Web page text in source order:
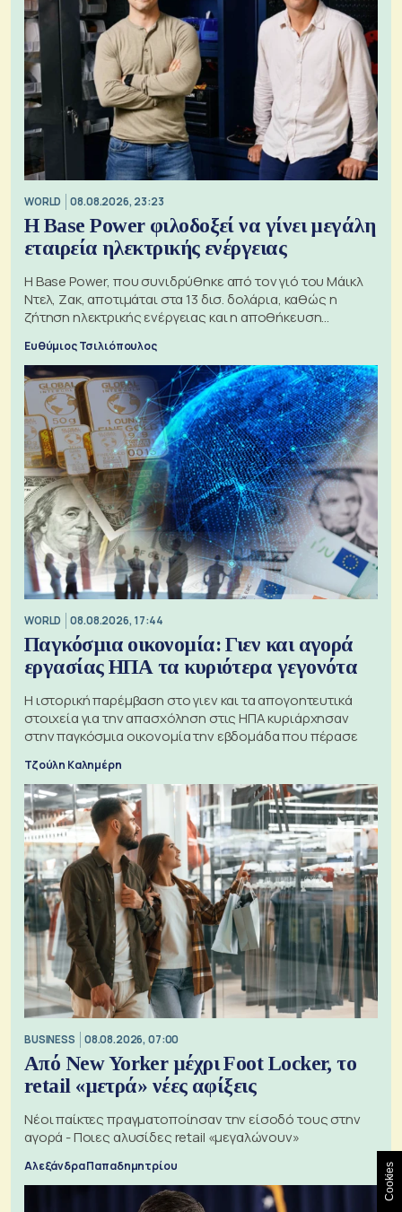
WORLD 08.08.2026, 23:23
Η Base Power φιλοδοξεί να γίνει μεγάλη
εταιρεία ηλεκτρικής ενέργειας
Η Base Power, που συνιδρύθηκε από τον γιό του Μάικλ
Ντελ, Ζακ, αποτιμάται στα 13 δισ. δολάρια, καθώς η
ζήτηση ηλεκτρικής ενέργειας και η αποθήκευση
Ευθύμιος Τσιλιόπουλος
WORLD 08.08.2026, 17:44
Παγκόσμια οικονομία: Γιεν και αγορά
εργασίας ΗΠΑ τα κυριότερα γεγονότα
Η ιστορική παρέμβαση στο γιεν και τα απογοητευτικά
στοιχεία για την απασχόληση στις ΗΠΑ κυριάρχησαν
στην παγκόσμια οικονομία την εβδομάδα που πέρασε
Τζούλη Καλημέρη
BUSINESS 08.08.2026, 07:00
Από New Yorker μέχρι Foot Locker, το
retail «μετρά» νέες αφίξεις
Νέοι παίκτες πραγματοποίησαν την είσοδό τους στην
αγορά - Ποιες αλυσίδες retail «μεγαλώνουν»
Αλεξάνδρα Παπαδημητρίου Cookies